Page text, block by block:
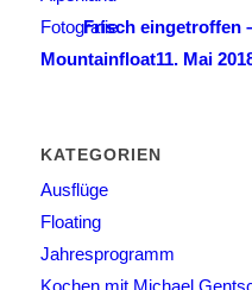
Frisch eingetroffen
Mountainfloat11. Mai
KATEGORIEN
Ausflüge
Floating
Jahresprogramm